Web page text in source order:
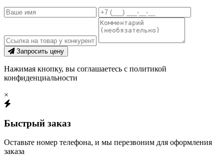
Запросить цену
Нажимая кнопку, вы соглашаетесь с политикой
конфиденциальности
×
Быстрый заказ
Оставьте номер телефона, и мы перезвоним для оформления
заказа